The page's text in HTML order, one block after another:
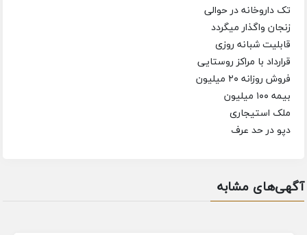
تک داروخانه در حوالی
زنجان واگذار میگردد
قابلیت شبانه روزی
قرارداد با مراکز روستایی
فروش روزانه ۲۰ میلیون
بیمه ۱۰۰ میلیون
ملک استیجاری
دپو در حد عرف
آگهی‌های مشابه